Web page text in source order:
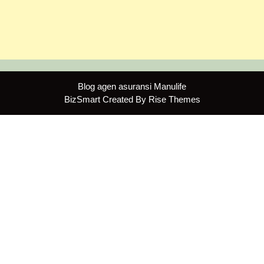
Blog agen asuransi Manulife
BizSmart Created By Rise Themes